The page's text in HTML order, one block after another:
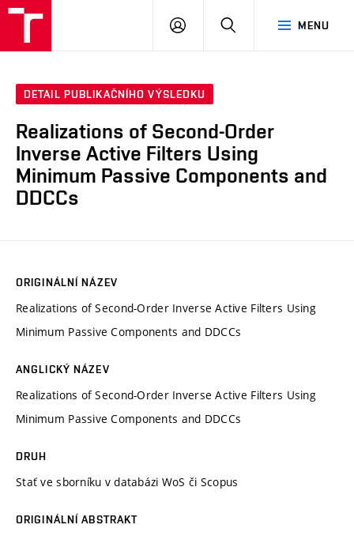
MENU
PŘIHLÁSIT
DETAIL PUBLIKAČNÍHO VÝSLEDKU
Realizations of Second-Order
Inverse Active Filters Using
Minimum Passive Components and
DDCCs
ORIGINÁLNÍ NÁZEV
Realizations of Second-Order Inverse Active Filters Using
Minimum Passive Components and DDCCs
ANGLICKÝ NÁZEV
Realizations of Second-Order Inverse Active Filters Using
Minimum Passive Components and DDCCs
DRUH
Stať ve sborníku v databázi WoS či Scopus
ORIGINÁLNÍ ABSTRAKT